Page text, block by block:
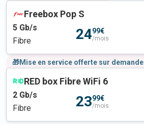
Freebox Pop S
5 Gb/s
Fibre
2499€
/mois
🎁Mise en service offerte sur demande
RED box Fibre WiFi 6
2 Gb/s
Fibre
2399€
/mois